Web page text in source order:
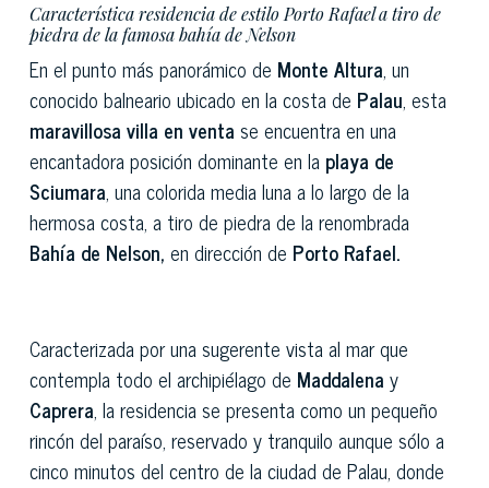
Característica residencia de estilo Porto Rafael a tiro de
piedra de la famosa bahía de Nelson
En el punto más panorámico de Monte Altura, un
conocido balneario ubicado en la costa de Palau, esta
maravillosa villa en venta se encuentra en una
encantadora posición dominante en la playa de
Sciumara, una colorida media luna a lo largo de la
hermosa costa, a tiro de piedra de la renombrada
Bahía de Nelson, en dirección de Porto Rafael.
Caracterizada por una sugerente vista al mar que
contempla todo el archipiélago de Maddalena y
Caprera, la residencia se presenta como un pequeño
rincón del paraíso, reservado y tranquilo aunque sólo a
cinco minutos del centro de la ciudad de Palau, donde